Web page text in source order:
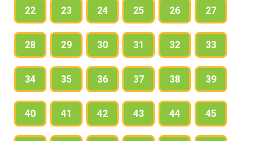
22 23 24 25 26 27
28 29 30 31 32 33
34 35 36 37 38 39
40 41 42 43 44 45